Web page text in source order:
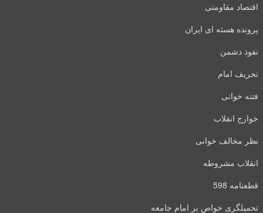
اقتصاد مقاومتی
پرونده هسته ای ایران
نفوذ دشمن
تحریف امام
فتنه خوانی
خوارج انقلاب
نظر مخالف خوانی
انقلاب مشروطه
قطعنامه 598
تحمیلگری خواص بر امام جامعه